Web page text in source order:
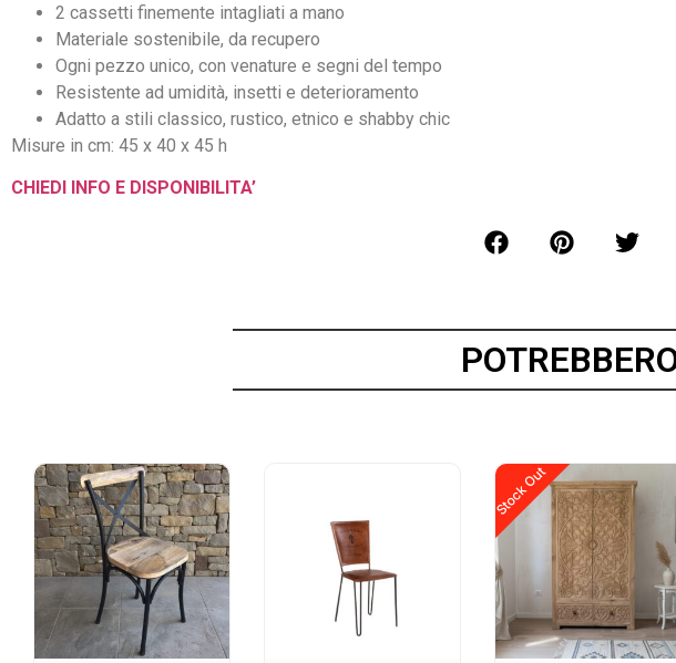
2 cassetti finemente intagliati a mano
Materiale sostenibile, da recupero
Ogni pezzo unico, con venature e segni del tempo
Resistente ad umidità, insetti e deterioramento
Adatto a stili classico, rustico, etnico e shabby chic
Misure in cm: 45 x 40 x 45 h
CHIEDI INFO E DISPONIBILITA’
Stock Out